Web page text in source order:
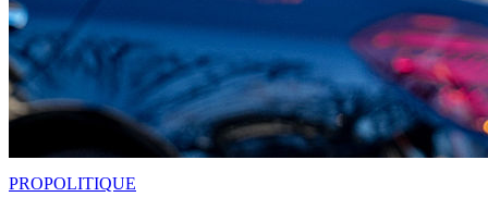
PROPOLITIQUE